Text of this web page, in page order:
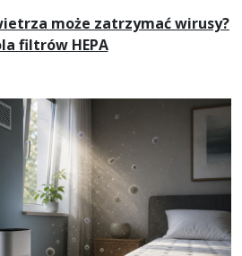
może zatrzymać wirusy?
filtrów HEPA